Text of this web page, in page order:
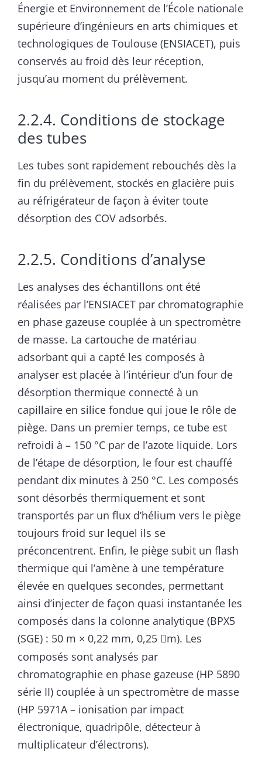
Énergie et Environnement de l’École nationale
supérieure d’ingénieurs en arts chimiques et
technologiques de Toulouse (ENSIACET), puis
conservés au froid dès leur réception,
jusqu’au moment du prélèvement.
2.2.4. Conditions de stockage
des tubes
Les tubes sont rapidement rebouchés dès la
fin du prélèvement, stockés en glacière puis
au réfrigérateur de façon à éviter toute
désorption des COV adsorbés.
2.2.5. Conditions d’analyse
Les analyses des échantillons ont été
réalisées par l’ENSIACET par chromatographie
en phase gazeuse couplée à un spectromètre
de masse. La cartouche de matériau
adsorbant qui a capté les composés à
analyser est placée à l’intérieur d’un four de
désorption thermique connecté à un
capillaire en silice fondue qui joue le rôle de
piège. Dans un premier temps, ce tube est
refroidi à – 150 °C par de l’azote liquide. Lors
de l’étape de désorption, le four est chauffé
pendant dix minutes à 250 °C. Les composés
sont désorbés thermiquement et sont
transportés par un flux d’hélium vers le piège
toujours froid sur lequel ils se
préconcentrent. Enfin, le piège subit un flash
thermique qui l’amène à une température
élevée en quelques secondes, permettant
ainsi d’injecter de façon quasi instantanée les
composés dans la colonne analytique (BPX5
(SGE) : 50 m × 0,22 mm, 0,25 m). Les
composés sont analysés par
chromatographie en phase gazeuse (HP 5890
série II) couplée à un spectromètre de masse
(HP 5971A – ionisation par impact
électronique, quadripôle, détecteur à
multiplicateur d’électrons).